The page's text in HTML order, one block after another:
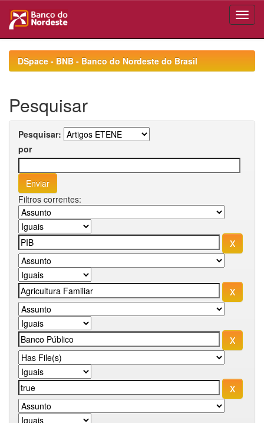
navigationDSpace - BNB - Banco do Nordeste do Brasil
Pesquisar
Pesquisar:
por
Filtros correntes: